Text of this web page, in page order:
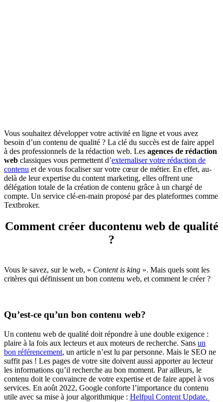
Vous souhaitez développer votre activité en ligne et vous avez
besoin d’un contenu de qualité ? La clé du succès est de faire appel
à des professionnels de la rédaction web. Les agences de rédaction
web classiques vous permettent d’externaliser votre rédaction de
contenu et de vous focaliser sur votre cœur de métier. En effet, au-
delà de leur expertise du content marketing, elles offrent une
délégation totale de la création de contenu grâce à un chargé de
compte. Un service clé-en-main proposé par des plateformes comme
Textbroker.
Comment créer ducontenu web de qualité
?
Vous le savez, sur le web, « Content is king ». Mais quels sont les
critères qui définissent un bon contenu web, et comment le créer ?
Qu’est-ce qu’un bon contenu web?
Un contenu web de qualité doit répondre à une double exigence :
plaire à la fois aux lecteurs et aux moteurs de recherche. Sans un
bon référencement, un article n’est lu par personne. Mais le SEO ne
suffit pas ! Les pages de votre site doivent aussi apporter au lecteur
les informations qu’il recherche au bon moment. Par ailleurs, le
contenu doit le convaincre de votre expertise et de faire appel à vos
services. En août 2022, Google conforte l’importance du contenu
utile avec sa mise à jour algorithmique : Helfpul Content Update.